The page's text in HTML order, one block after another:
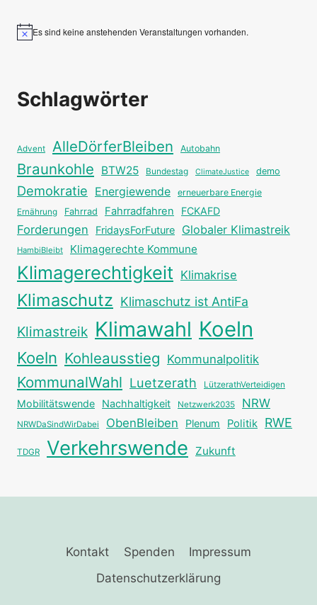
HinweisEs sind keine anstehenden Veranstaltungen vorhanden.
Schlagwörter
Advent AlleDörferBleiben Autobahn
Braunkohle BTW25 Bundestag ClimateJustice demo
Demokratie Energiewende erneuerbare Energie
Ernährung Fahrrad Fahrradfahren FCKAFD
Forderungen FridaysForFuture Globaler Klimastreik
HambiBleibt Klimagerechte Kommune
Klimagerechtigkeit Klimakrise
Klimaschutz Klimaschutz ist AntiFa
Klimastreik Klimawahl Koeln
Koeln Kohleausstieg Kommunalpolitik
KommunalWahl Luetzerath LützerathVerteidigen
Mobilitätswende Nachhaltigkeit Netzwerk2035 NRW
NRWDaSindWirDabei ObenBleiben Plenum Politik RWE
TDGR Verkehrswende Zukunft
Kontakt Spenden
Impressum
Datenschutzerklärung